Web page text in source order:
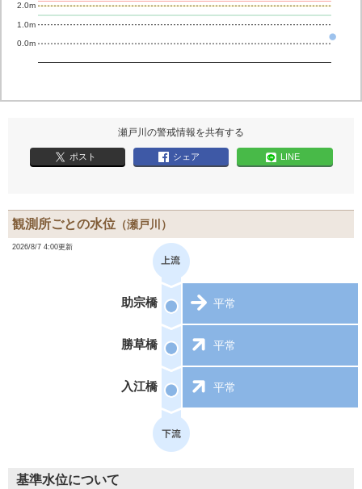
0.0m
1.0m
2.0m
瀬戸川の警戒情報を共有する
ポスト シェア LINE
観測所ごとの水位 （瀬戸川）
2026/8/7 4:00更新
助宗橋 平常
勝草橋 平常
入江橋 平常
基準水位について